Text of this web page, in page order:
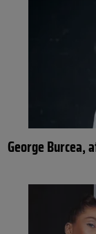
George Burcea,